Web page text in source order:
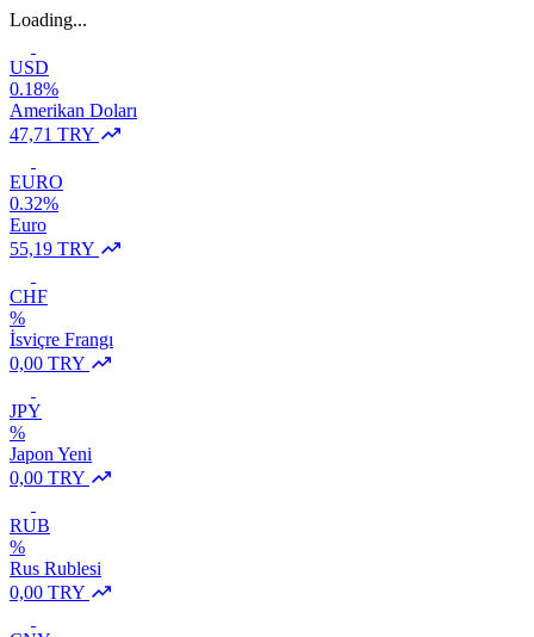
Loading...
USD
0.18%
Amerikan Doları
47,71 TRY
EURO
0.32%
Euro
55,19 TRY
CHF
%
İsviçre Frangı
0,00 TRY
JPY
%
Japon Yeni
0,00 TRY
RUB
%
Rus Rublesi
0,00 TRY